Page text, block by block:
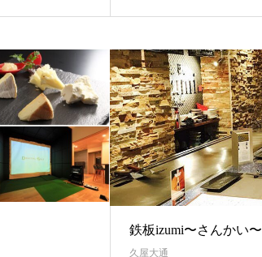
鉄板izumi〜さんかい〜
久屋大通